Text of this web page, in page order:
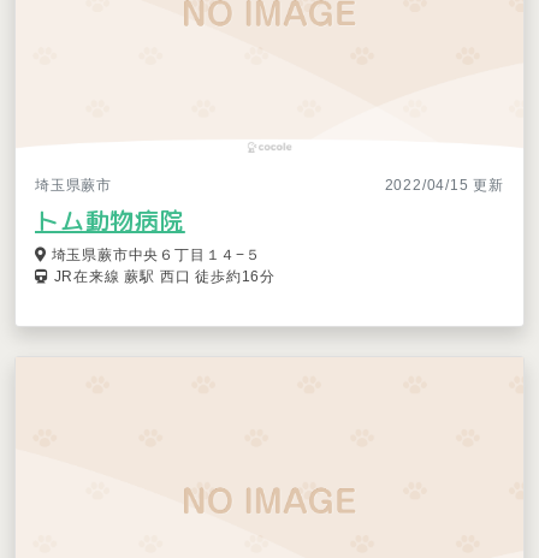
埼玉県蕨市 2022/04/15 更新
トム動物病院
埼玉県蕨市中央６丁目１４−５
JR在来線 蕨駅 西口 徒歩約16分